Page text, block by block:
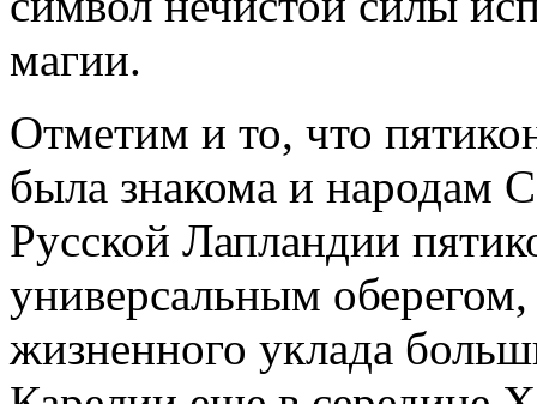
магии.
Отметим и то, что
была знакома и народам
Русской Лапландии
универсальным
жизненного уклада